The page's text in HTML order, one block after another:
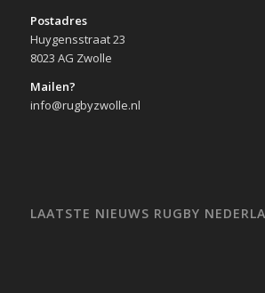
Postadres
Huygensstraat 23
8023 AG Zwolle
Mailen?
info@rugbyzwolle.nl
LAATSTE NIEUWS RUGBY